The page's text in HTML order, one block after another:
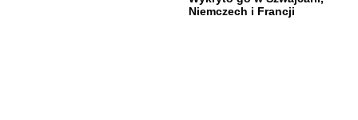
Niemczech i Francji